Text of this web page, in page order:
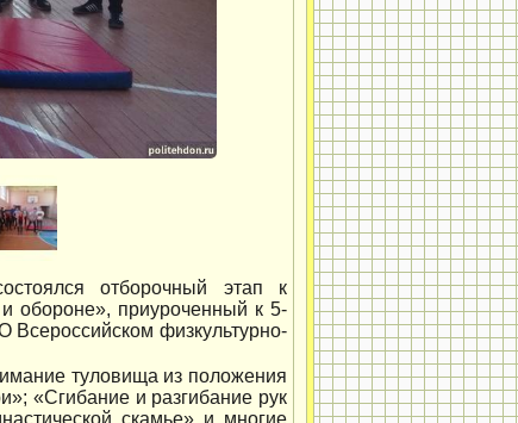
отборочный этап к
и обороне», приуроченный к 5-
Всероссийском физкультурно-
туловища из положения
«Сгибание и разгибание рук